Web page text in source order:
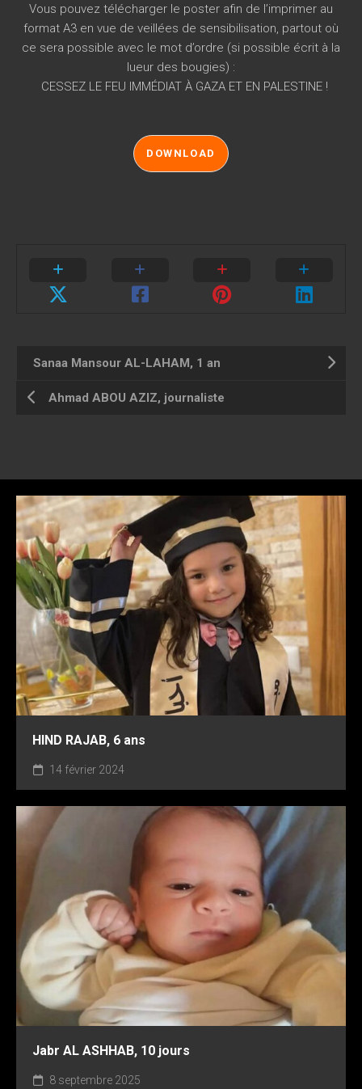
Vous pouvez télécharger le poster afin de l’imprimer au
format A3 en vue de veillées de sensibilisation, partout où
ce sera possible avec le mot d’ordre (si possible écrit à la
lueur des bougies) :
CESSEZ LE FEU IMMÉDIAT À GAZA ET EN PALESTINE !
DOWNLOAD
Sanaa Mansour AL-LAHAM, 1 an
Ahmad ABOU AZIZ, journaliste
HIND RAJAB, 6 ans
14 février 2024
Jabr AL ASHHAB, 10 jours
8 septembre 2025